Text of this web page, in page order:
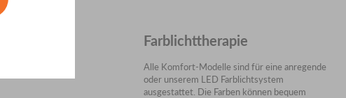
Farblichttherapie
Alle Komfort-Modelle sind für eine anregende
oder unserem LED Farblichtsystem
ausgestattet. Die Farben können bequem